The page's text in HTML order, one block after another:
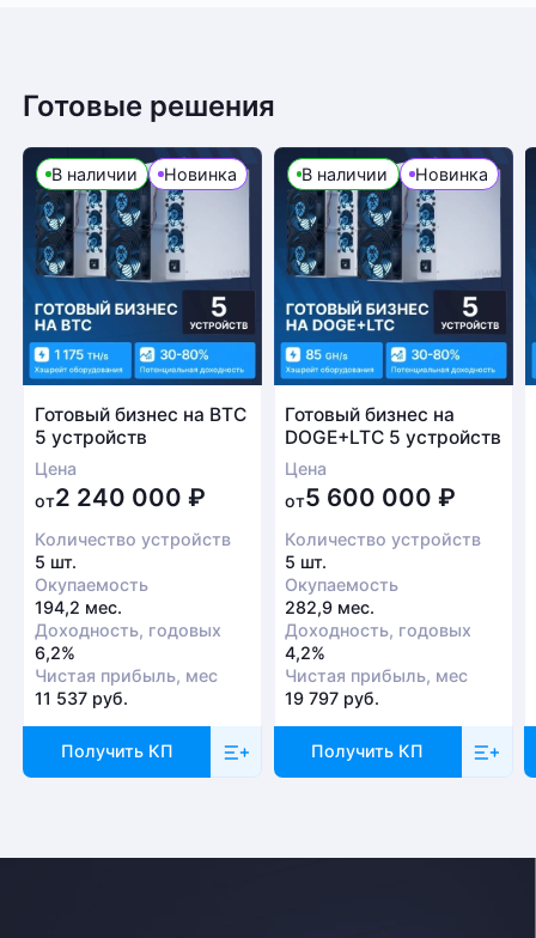
Готовые решения
В наличии Новинка
Готовый бизнес на BTC
5 устройств
Цена
от2 240 000 ₽
Количество устройств
5 шт.
Окупаемость
194,2 мес.
Доходность, годовых
6,2%
Чистая прибыль, мес
11 537 руб.
Получить КП
В наличии Новинка
Готовый бизнес на
DOGE+LTC 5 устройств
Цена
от5 600 000₽
Количество устройств
5 шт.
Окупаемость
282,9 мес.
Доходность, годовых
4,2%
Чистая прибыль, мес
19 797 руб.
Получить КП